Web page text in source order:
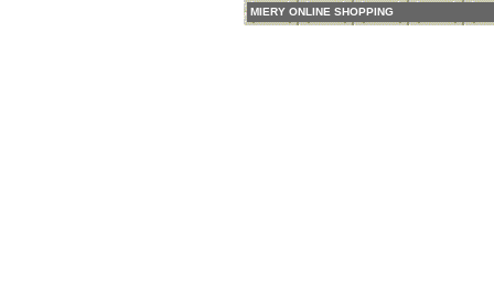
MIERY ONLINE SHOPPING